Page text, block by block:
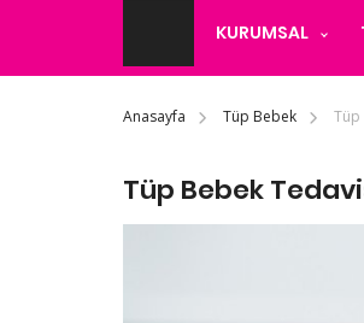
KURUMSAL
Anasayfa Tüp Bebek Tüp
Tüp Bebek